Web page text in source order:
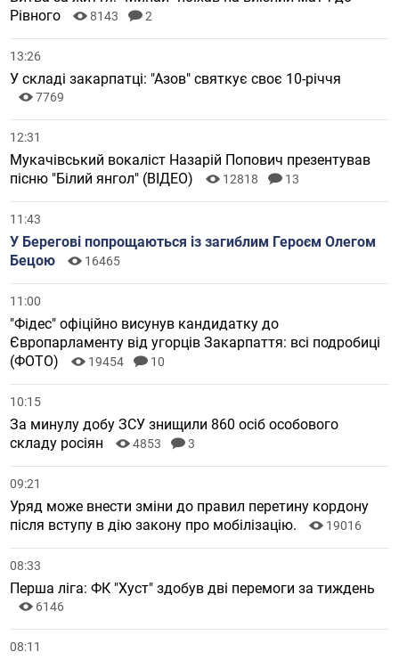
Рівного
8143 2
13:26
У складі закарпатці: "Азов" святкує своє 10-річчя
7769
12:31
Мукачівський вокаліст Назарій Попович презентував
пісню "Білий янгол" (ВІДЕО)
12818 13
11:43
У Берегові попрощаються із загиблим Героєм Олегом
Бецою
16465
11:00
"Фідес" офіційно висунув кандидатку до
Європарламенту від угорців Закарпаття: всі подробиці
(ФОТО)
19454 10
10:15
За минулу добу ЗСУ знищили 860 осіб особового
складу росіян
4853 3
09:21
Уряд може внести зміни до правил перетину кордону
після вступу в дію закону про мобілізацію.
19016
08:33
Перша ліга: ФК "Хуст" здобув дві перемоги за тиждень
6146
08:11